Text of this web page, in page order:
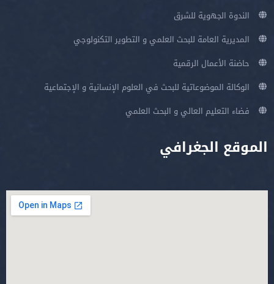
الندوة الجهوية للشرق
المديرية العامة للبحث العلمي و التطوير التكنولوجي
حاضنة الأعمال الرقمية
الوكالة الموضوعاتية للبحث في العلوم الإنسانية و الإجتماعية
فضاء التعليم العالي و البحث العلمي
الموقع الجغرافي